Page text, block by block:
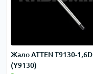
Жало ATTEN T9130-1,6D
(Y9130)